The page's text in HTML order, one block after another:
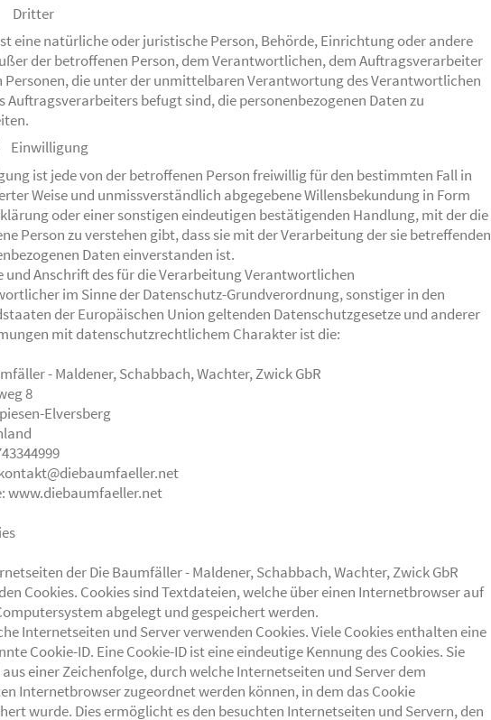
Dritter
eine natürliche oder juristische Person, Behörde, Einrichtung oder andere
der betroffenen Person, dem Verantwortlichen, dem Auftragsverarbeiter
Personen, die unter der unmittelbaren Verantwortung des Verantwortlichen
Auftragsverarbeiters befugt sind, die personenbezogenen Daten zu
Einwilligung
ist jede von der betroffenen Person freiwillig für den bestimmten Fall in
Weise und unmissverständlich abgegebene Willensbekundung in Form
oder einer sonstigen eindeutigen bestätigenden Handlung, mit der die
Person zu verstehen gibt, dass sie mit der Verarbeitung der sie betreffenden
Daten einverstanden ist.
und Anschrift des für die Verarbeitung Verantwortlichen
im Sinne der Datenschutz-Grundverordnung, sonstiger in den
der Europäischen Union geltenden Datenschutzgesetze und anderer
mit datenschutzrechtlichem Charakter ist die:
- Maldener, Schabbach, Wachter, Zwick GbR
8
Elversberg
www.diebaumfaeller.net
der Die Baumfäller - Maldener, Schabbach, Wachter, Zwick GbR
Cookies. Cookies sind Textdateien, welche über einen Internetbrowser auf
abgelegt und gespeichert werden.
Internetseiten und Server verwenden Cookies. Viele Cookies enthalten eine
Cookie-ID. Eine Cookie-ID ist eine eindeutige Kennung des Cookies. Sie
einer Zeichenfolge, durch welche Internetseiten und Server dem
Internetbrowser zugeordnet werden können, in dem das Cookie
wurde. Dies ermöglicht es den besuchten Internetseiten und Servern, den